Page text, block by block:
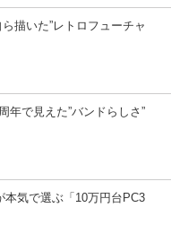
描いた”レトロフューチャ
年で見えた”バンドらしさ”
本気で選ぶ「10万円台PC3